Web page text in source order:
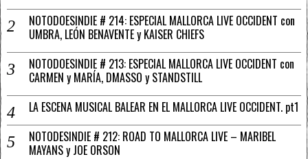
NOTODOESINDIE # 214: ESPECIAL MALLORCA LIVE OCCIDENT con
UMBRA, LEÓN BENAVENTE y KAISER CHIEFS
NOTODOESINDIE # 213: ESPECIAL MALLORCA LIVE OCCIDENT con
CARMEN y MARÍA, DMASSO y STANDSTILL
LA ESCENA MUSICAL BALEAR EN EL MALLORCA LIVE OCCIDENT. pt1
NOTODESINDIE # 212: ROAD TO MALLORCA LIVE – MARIBEL
MAYANS y JOE ORSON